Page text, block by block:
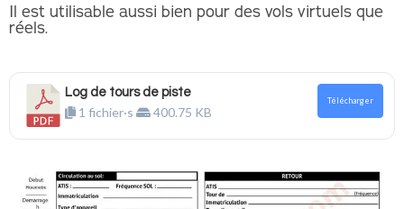
Il est utilisable aussi bien pour des vols virtuels que
réels.
Log de tours de piste
1 fichier·s 400.75 KB
Télécharger